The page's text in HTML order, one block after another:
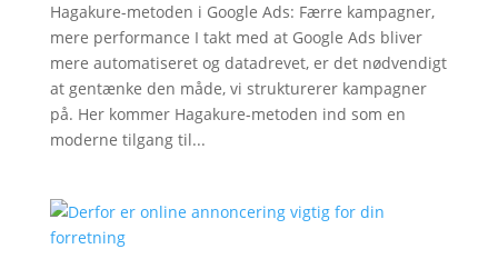
Hagakure-metoden i Google Ads: Færre kampagner,
mere performance I takt med at Google Ads bliver
mere automatiseret og datadrevet, er det nødvendigt
at gentænke den måde, vi strukturerer kampagner
på. Her kommer Hagakure-metoden ind som en
moderne tilgang til...